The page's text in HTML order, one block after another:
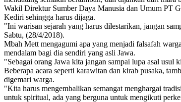
Wakil Direktur Sumber Daya Manusia dan Umum PT
Kediri sehingga harus dijaga.
"Ini warisan sejarah yang harus dilestarikan, jangan
Sabtu, (28/4/2018).
Mbah Mett mengagumi apa yang menjadi falsafah
mendalam bagi dia sendiri yang asli Jawa.
"Sebagai orang Jawa kita jangan sampai lupa asal
Beberapa acara seperti karawitan dan kirab pusaka,
digemari warga.
"Kita harus mengembalikan semangat menghargai
untuk spiritual, ada yang berguna untuk mengikuti